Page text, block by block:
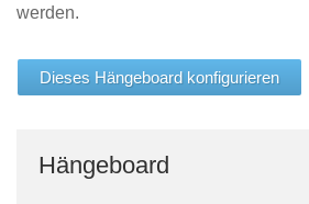
werden.
Dieses Hängeboard konfigurieren
Hängeboard